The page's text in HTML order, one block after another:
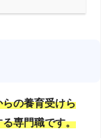
の養育受けら
専門職です。